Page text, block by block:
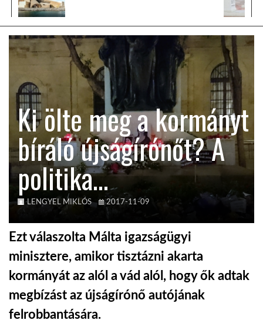
LATIN-AMERIKA
KÖZEL-KELET
AUSZTRÁLIA
A VILÁG ITTHON
GLOBOTV BP
HÍR3D
Ki ölte meg a kormányt
bíráló újságírónőt? A
politika…
LENGYEL MIKLÓS 2017-11-09
Ezt válaszolta Málta igazságügyi
minisztere, amikor tisztázni akarta
kormányát az alól a vád alól, hogy ők adtak
megbízást az újságírónő autójának
felrobbantására.